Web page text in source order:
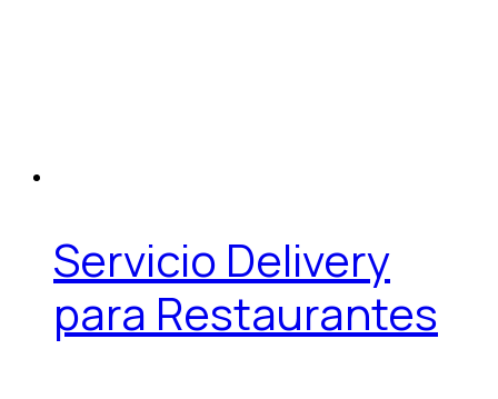
Servicio Delivery
para Restaurantes